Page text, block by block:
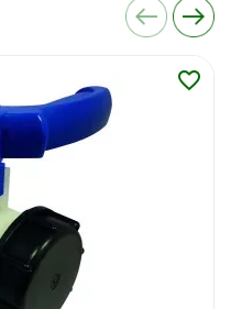
favorite_border